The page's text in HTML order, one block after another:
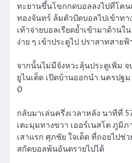
ทะยานขึ้นโขกกดบอลลงไปที่โค
ทองจันทร์ ล้มตัวปัดบอลไปเข้าทา
เท้าจ่ายบอลเรียดย้ำเข้ามาด้านใ
ง่าย ๆ เข้าประตูไป ปราสาทสาย
จากนั้นไม่มีจังหวะลุ้นประตูเพิ่ม จ
ยูไนเต็ด เปิดบ้านออกนำ นครปฐ
0
กลับมาเล่นครึ่งเวลาหลัง นาทีที่
เตะมุมทางขวา เออร์เนสโต ภูมิภ
เสาแรก ศุภชัย ใจเด็ด ที่ถอยไปช่
สกัดบอลพ้นอันตรายไปได้